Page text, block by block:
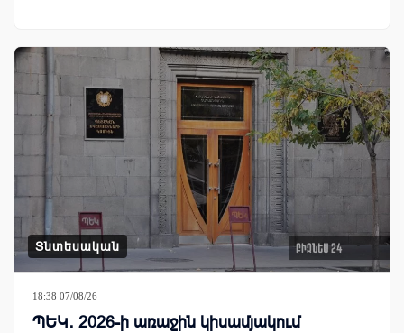
Տնտեսական
18:38 07/08/26
ՊԵԿ․ 2026-ի առաջին կիսամյակում